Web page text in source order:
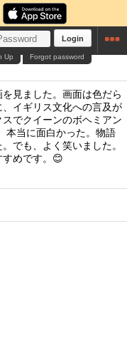
Login
Forgot password
Up
見ました。画面は色だら
イギリス文化への言及が
でクイーンのボヘミアン
本当に面白かった。物語
でも、よく笑いました。
すめです。😊